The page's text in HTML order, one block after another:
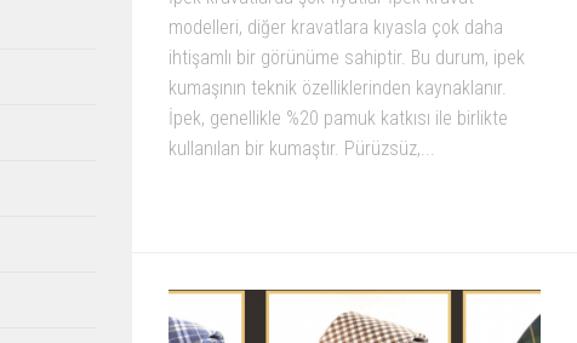
modelleri, diğer kravatlara kıyasla çok daha
ihtişamlı bir görünüme sahiptir. Bu durum, ipek
kumaşının teknik özelliklerinden kaynaklanır.
İpek, genellikle %20 pamuk katkısı ile birlikte
kullanılan bir kumaştır. Pürüzsüz,...